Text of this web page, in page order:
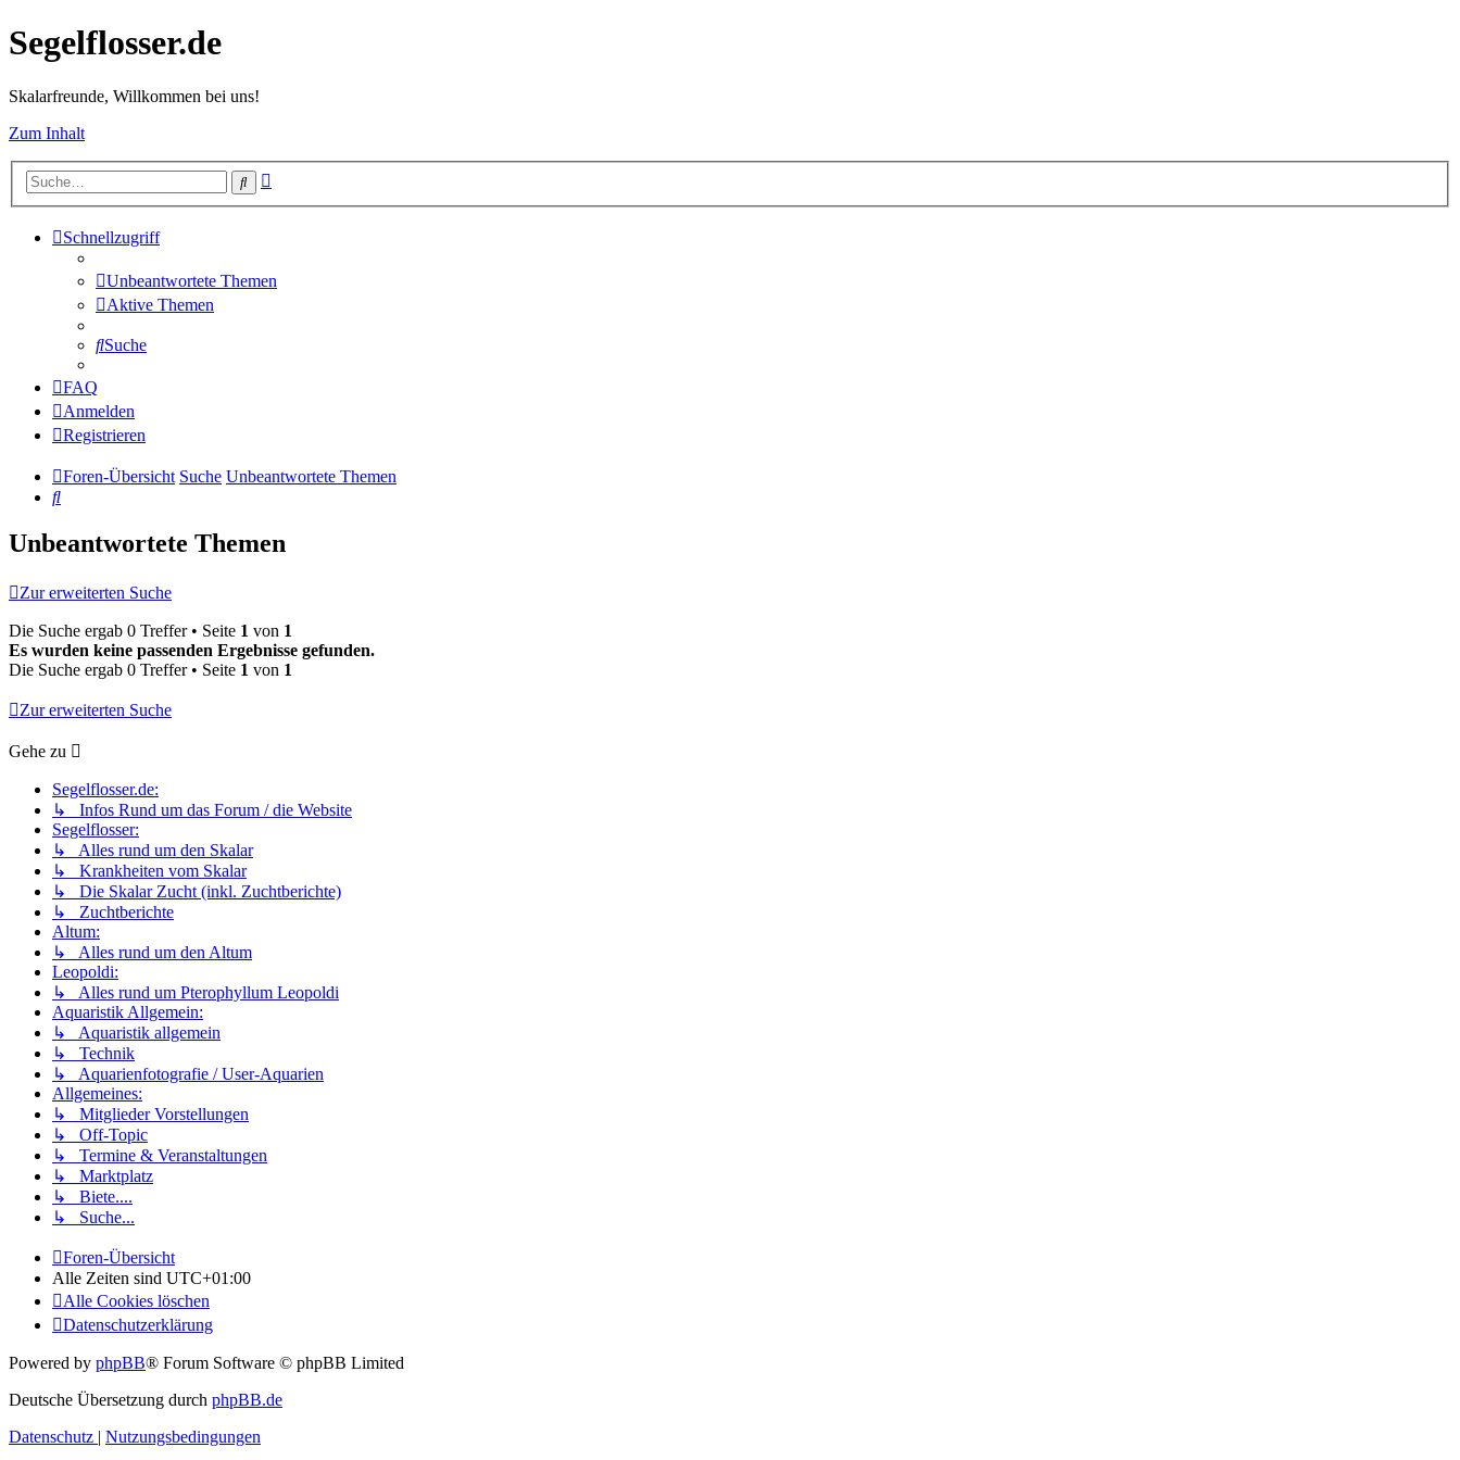
Segelflosser.de
Skalarfreunde, Willkommen bei uns!
Zum Inhalt
Suche
Schnellzugriff
Unbeantwortete Themen
Aktive Themen
Suche
FAQ
Anmelden
Registrieren
Foren-Übersicht Suche Unbeantwortete Themen
Suche
Unbeantwortete Themen
Zur erweiterten Suche
Die Suche ergab 0 Treffer • Seite 1 von 1
Es wurden keine passenden Ergebnisse gefunden.
Die Suche ergab 0 Treffer • Seite 1 von 1
Zur erweiterten Suche
Gehe zu
Segelflosser.de:
↳ Infos Rund um das Forum / die Website
Segelflosser:
↳ Alles rund um den Skalar
↳ Krankheiten vom Skalar
↳ Die Skalar Zucht (inkl. Zuchtberichte)
↳ Zuchtberichte
Altum:
↳ Alles rund um den Altum
Leopoldi:
↳ Alles rund um Pterophyllum Leopoldi
Aquaristik Allgemein:
↳ Aquaristik allgemein
↳ Technik
↳ Aquarienfotografie / User-Aquarien
Allgemeines:
↳ Mitglieder Vorstellungen
↳ Off-Topic
↳ Termine & Veranstaltungen
↳ Marktplatz
↳ Biete....
↳ Suche...
Foren-Übersicht
Alle Zeiten sind UTC+01:00
Alle Cookies löschen
Datenschutzerklärung
Powered by phpBB® Forum Software © phpBB Limited
Deutsche Übersetzung durch phpBB.de
Datenschutz | Nutzungsbedingungen